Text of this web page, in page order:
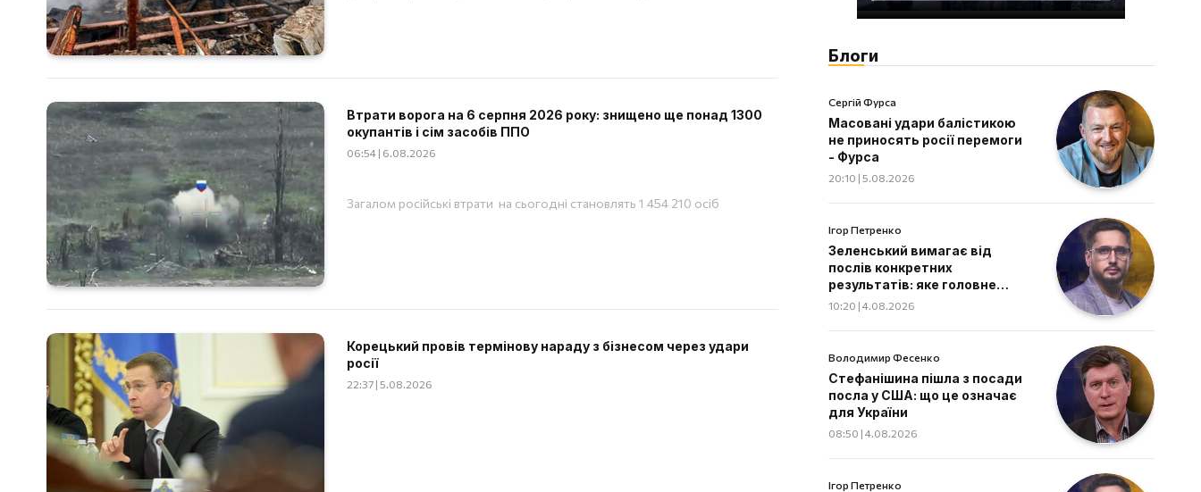
Втрати ворога на 6 серпня 2026 року: знищено ще понад 1300
окупантів і сім засобів ППО
06:54 | 6.08.2026
Загалом російські втрати на сьогодні становлять 1 454 210 осіб
Корецький провів термінову нараду з бізнесом через удари
росії
22:37 | 5.08.2026
Блоги
Сергій Фурса
Масовані удари балістикою
не приносять росії перемоги
- Фурса
20:10 | 5.08.2026
Ігор Петренко
Зеленський вимагає від
послів конкретних
результатів: яке головне
завдання дипломатів
10:20 | 4.08.2026
Володимир Фесенко
Стефанішина пішла з посади
посла у США: що це означає
для України
08:50 | 4.08.2026
Ігор Петренко